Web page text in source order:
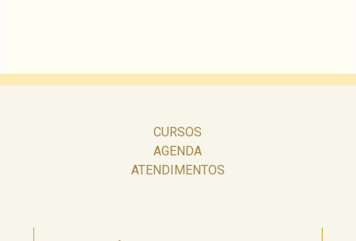
CURSOS
AGENDA
ATENDIMENTOS